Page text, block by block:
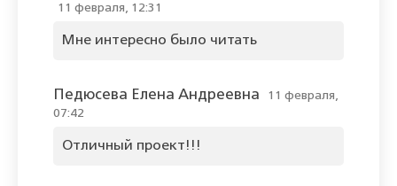
11 февраля, 12:31
Мне интересно было читать
Педюсева Елена Андреевна
11 февраля,
07:42
Отличный проект!!!